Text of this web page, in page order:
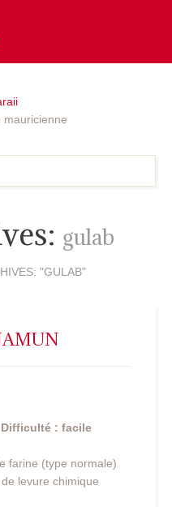
mauricienne
gulab
"GULAB"
Difficulté : facile
farine (type normale)
levure chimique